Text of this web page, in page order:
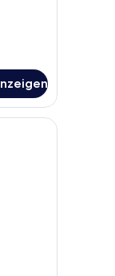
durch ein
Fernseher, einem